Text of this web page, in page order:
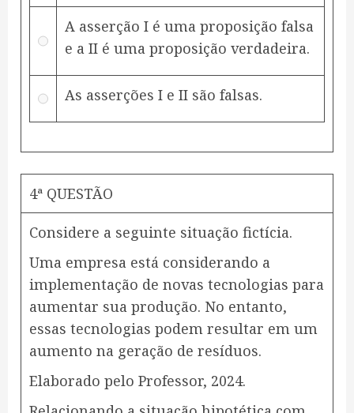
A asserção I é uma proposição falsa
e a II é uma proposição verdadeira.
As asserções I e II são falsas.
4ª QUESTÃO
Considere a seguinte situação fictícia.
Uma empresa está considerando a
implementação de novas tecnologias para
aumentar sua produção. No entanto,
essas tecnologias podem resultar em um
aumento na geração de resíduos.
Elaborado pelo Professor, 2024.